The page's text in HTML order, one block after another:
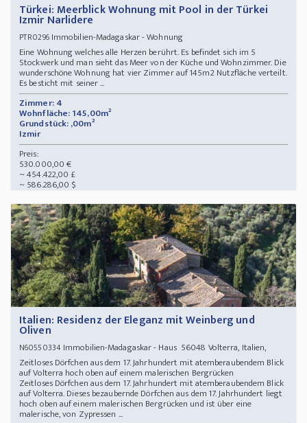
Türkei: Meerblick Wohnung mit Pool in der Türkei
Izmir Narlidere
PTR0296Immobilien-Madagaskar - Wohnung
Eine Wohnung welches alle Herzen berührt. Es befindet sich im 5
Stockwerk und man sieht das Meer von der Küche und Wohnzimmer. Die
wunderschöne Wohnung hat vier Zimmer auf 145m2 Nutzfläche verteilt.
Es besticht mit seiner ...
Zimmer: 4
Wohnfläche: 145,00m²
Grundstück: ,00m²
Izmir
Preis:
530.000,00 €
~ 454.422,00 £
~ 586.286,00 $
Italien: Residenz der Eleganz mit Weinberg und
Oliven
N60550334Immobilien-Madagaskar - Haus 56048 Volterra, Italien,
Zeitloses Dörfchen aus dem 17. Jahrhundert mit atemberaubendem Blick
auf Volterra hoch oben auf einem malerischen Bergrücken
Zeitloses Dörfchen aus dem 17. Jahrhundert mit atemberaubendem Blick
auf Volterra. Dieses bezaubernde Dörfchen aus dem 17. Jahrhundert liegt
hoch oben auf einem malerischen Bergrücken und ist über eine
malerische, von Zypressen ...